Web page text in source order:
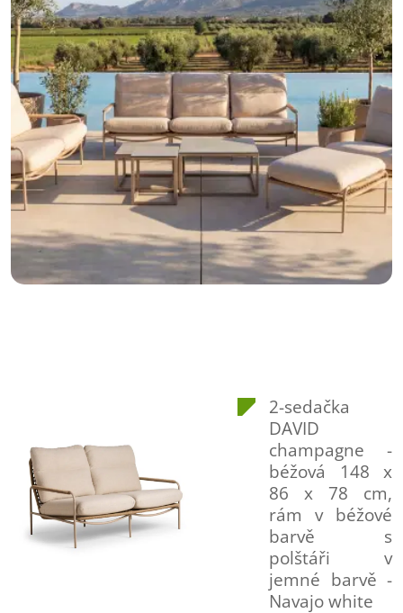
2-sedačka
DAVID
champagne -
béžová 148 x
86 x 78 cm,
rám v béžové
barvě s
polštáři v
jemné barvě -
Navajo white